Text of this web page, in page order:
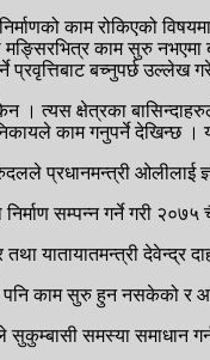
काम रोकिएको
काम सुरु नभएमा
प्रवृत्तिबाट बच्नुपर्छ उल्लेख
। त्यस क्षेत्रका
काम गनुपर्ने देखिन्छ ।
प्रधानमन्त्री ओलीलाई
सम्पन्न गर्ने गरी
तथा यातायातमन्त्री
पनि काम सुरु हुन नसकेको र
समस्या समाधान गर्न